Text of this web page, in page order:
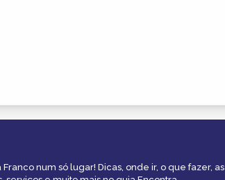
num só lugar! Dicas, onde ir, o que fazer, as